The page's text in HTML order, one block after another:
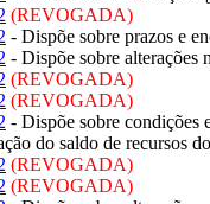
(REVOGADA)
- Dispõe sobre prazos e
- Dispõe sobre alterações
(REVOGADA)
(REVOGADA)
- Dispõe sobre condições
do saldo de recursos
(REVOGADA)
(REVOGADA)